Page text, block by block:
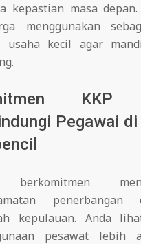
kepastian masa
menggunakan
usaha kecil agar
KKP
Pegawai di
berkomitmen
kepulauan. Anda
pesawat lebih